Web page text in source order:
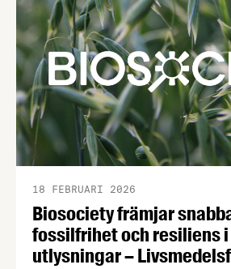
Biosociety främjar
fossilfrihet och resiliens
utlysningar –
18 FEBRUARI 2026